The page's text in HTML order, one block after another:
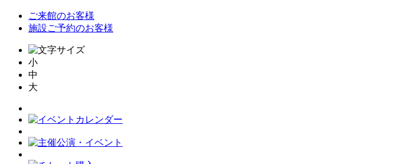
ご来館のお客様
施設ご予約のお客様
小
中
大